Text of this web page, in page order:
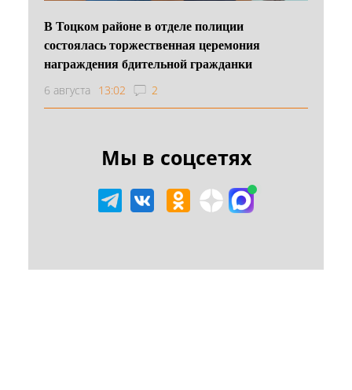
В Тоцком районе в отделе полиции
состоялась торжественная церемония
награждения бдительной гражданки
6 августа 13:02 2
Мы в соцсетях